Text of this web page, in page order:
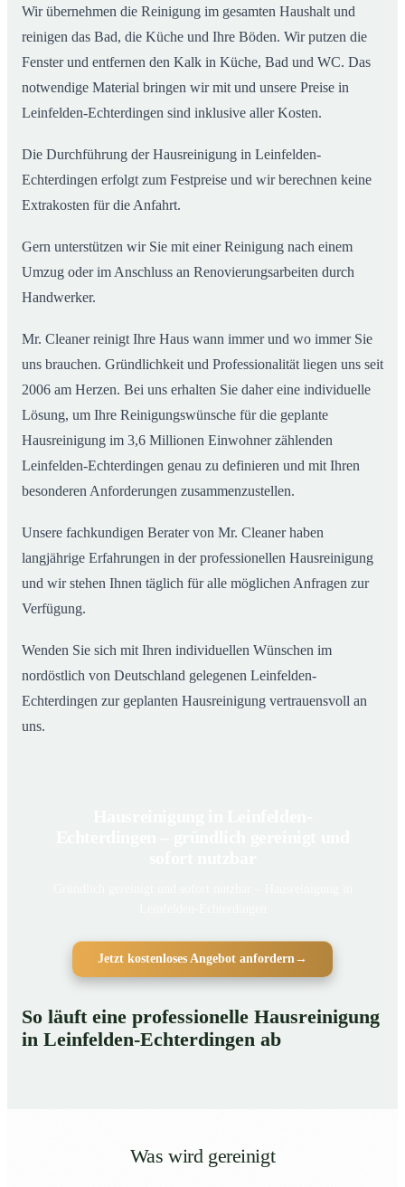
Wir übernehmen die Reinigung im gesamten Haushalt und
reinigen das Bad, die Küche und Ihre Böden. Wir putzen die
Fenster und entfernen den Kalk in Küche, Bad und WC. Das
notwendige Material bringen wir mit und unsere Preise in
Leinfelden-Echterdingen sind inklusive aller Kosten.
Die Durchführung der Hausreinigung in Leinfelden-
Echterdingen erfolgt zum Festpreise und wir berechnen keine
Extrakosten für die Anfahrt.
Gern unterstützen wir Sie mit einer Reinigung nach einem
Umzug oder im Anschluss an Renovierungsarbeiten durch
Handwerker.
Mr. Cleaner reinigt Ihre Haus wann immer und wo immer Sie
uns brauchen. Gründlichkeit und Professionalität liegen uns seit
2006 am Herzen. Bei uns erhalten Sie daher eine individuelle
Lösung, um Ihre Reinigungswünsche für die geplante
Hausreinigung im 3,6 Millionen Einwohner zählenden
Leinfelden-Echterdingen genau zu definieren und mit Ihren
besonderen Anforderungen zusammenzustellen.
Unsere fachkundigen Berater von Mr. Cleaner haben
langjährige Erfahrungen in der professionellen Hausreinigung
und wir stehen Ihnen täglich für alle möglichen Anfragen zur
Verfügung.
Wenden Sie sich mit Ihren individuellen Wünschen im
nordöstlich von Deutschland gelegenen Leinfelden-
Echterdingen zur geplanten Hausreinigung vertrauensvoll an
uns.
Jetzt kostenloses Angebot anfordern→
So läuft eine professionelle Hausreinigung
in Leinfelden-Echterdingen ab
Was wird gereinigt